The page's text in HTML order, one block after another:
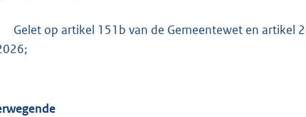
Gelet op artikel 151b van de Gemeentewet en artikel